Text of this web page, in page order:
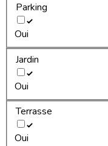
Parking
Oui
Jardin
Oui
Terrasse
Oui